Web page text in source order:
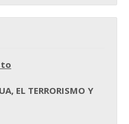
EL TERRORISMO Y